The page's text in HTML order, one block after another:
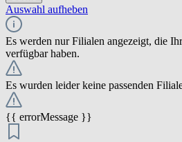
Auswahl aufheben
Es werden nur Filialen angezeigt, die
verfügbar haben.
Es wurden leider keine passenden
{{ errorMessage }}